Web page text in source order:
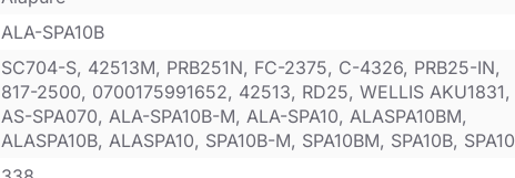
ALA-SPA10B
SC704-S, 42513M, PRB251N, FC-2375, C-4326, PRB25-IN,
817-2500, 0700175991652, 42513, RD25, WELLIS AKU1831,
AS-SPA070, ALA-SPA10B-M, ALA-SPA10, ALASPA10BM,
ALASPA10B, ALASPA10, SPA10B-M, SPA10BM, SPA10B, SPA10